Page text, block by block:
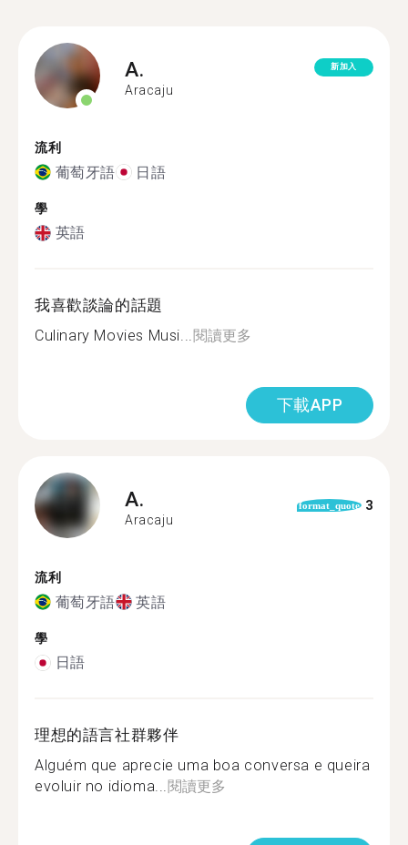
A.
Aracaju
新加入
流利
葡萄牙語 日語
學
英語
我喜歡談論的話題
Culinary Movies Musi...閱讀更多
下載APP
A.
Aracaju
format_quote 3
流利
葡萄牙語 英語
學
日語
理想的語言社群夥伴
Alguém que aprecie uma boa conversa e queira
evoluir no idioma...閱讀更多